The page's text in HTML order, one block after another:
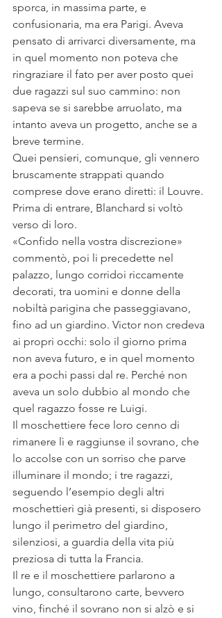
sporca, in massima parte, e
confusionaria, ma era Parigi. Aveva
pensato di arrivarci diversamente, ma
in quel momento non poteva che
ringraziare il fato per aver posto quei
due ragazzi sul suo cammino: non
sapeva se si sarebbe arruolato, ma
intanto aveva un progetto, anche se a
breve termine.
Quei pensieri, comunque, gli vennero
bruscamente strappati quando
comprese dove erano diretti: il Louvre.
Prima di entrare, Blanchard si voltò
verso di loro.
«Confido nella vostra discrezione»
commentò, poi li precedette nel
palazzo, lungo corridoi riccamente
decorati, tra uomini e donne della
nobiltà parigina che passeggiavano,
fino ad un giardino. Victor non credeva
ai propri occhi: solo il giorno prima
non aveva futuro, e in quel momento
era a pochi passi dal re. Perché non
aveva un solo dubbio al mondo che
quel ragazzo fosse re Luigi.
Il moschettiere fece loro cenno di
rimanere lì e raggiunse il sovrano, che
lo accolse con un sorriso che parve
illuminare il mondo; i tre ragazzi,
seguendo l’esempio degli altri
moschettieri già presenti, si disposero
lungo il perimetro del giardino,
silenziosi, a guardia della vita più
preziosa di tutta la Francia.
Il re e il moschettiere parlarono a
lungo, consultarono carte, bevvero
vino, finché il sovrano non si alzò e si